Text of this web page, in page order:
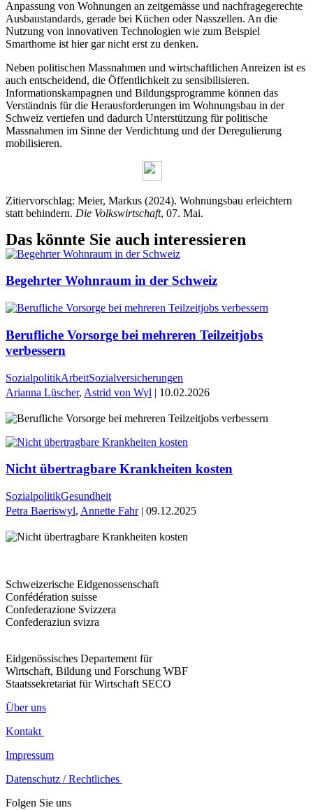
Anpassung von Wohnungen an zeitgemässe und nachfragegerechte
Ausbaustandards, gerade bei Küchen oder Nasszellen. An die
Nutzung von innovativen Technologien wie zum Beispiel
Smarthome ist hier gar nicht erst zu denken.
Neben politischen Massnahmen und wirtschaftlichen Anreizen ist es
auch entscheidend, die Öffentlichkeit zu sensibilisieren.
Informationskampagnen und Bildungsprogramme können das
Verständnis für die Herausforderungen im Wohnungsbau in der
Schweiz vertiefen und dadurch Unterstützung für politische
Massnahmen im Sinne der Verdichtung und der Deregulierung
mobilisieren.
Zitiervorschlag: Meier, Markus (2024). Wohnungsbau erleichtern
statt behindern. Die Volkswirtschaft, 07. Mai.
Das könnte Sie auch interessieren
Begehrter Wohnraum in der Schweiz
Berufliche Vorsorge bei mehreren Teilzeitjobs
verbessern
SozialpolitikArbeitSozialversicherungen
Arianna Lüscher, Astrid von Wyl | 10.02.2026
Nicht übertragbare Krankheiten kosten
SozialpolitikGesundheit
Petra Baeriswyl, Annette Fahr| 09.12.2025
Schweizerische Eidgenossenschaft
Confédération suisse
Confederazione Svizzera
Confederaziun svizra
Eidgenössisches Departement für
Wirtschaft, Bildung und Forschung WBF
Staatssekretariat für Wirtschaft SECO
Über uns
Kontakt
Impressum
Datenschutz / Rechtliches
Folgen Sie uns